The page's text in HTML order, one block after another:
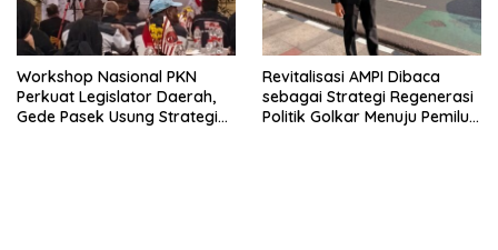
Workshop Nasional PKN
Perkuat Legislator Daerah,
Gede Pasek Usung Strategi
Revitalisasi AMPI Dibaca
sebagai Strategi Regenerasi
Politik Golkar Menuju Pemilu